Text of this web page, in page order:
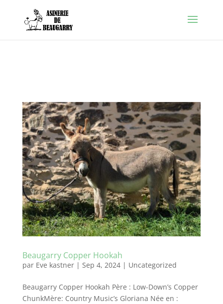
Warning: Constant FORCE_SSL_ADMIN already defined in
/htdocs/wp-config.php
Beaugarry Copper Hookah
par Eve kastner| Sep 4, 2024| Uncategorized
Beaugarry Copper Hookah Père : Low-Down’s Copper
ChunkMère: Country Music’s Gloriana Née en :